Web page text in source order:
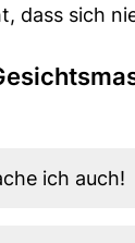
dass sich
ich auch!